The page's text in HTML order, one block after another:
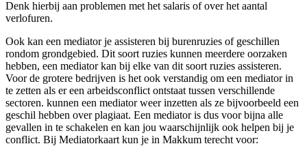
Denk hierbij aan problemen met het salaris of over het aantal
verlofuren.
Ook kan een mediator je assisteren bij burenruzies of geschillen
rondom grondgebied. Dit soort ruzies kunnen meerdere oorzaken
hebben, een mediator kan bij elke van dit soort ruzies assisteren.
Voor de grotere bedrijven is het ook verstandig om een mediator in
te zetten als er een arbeidsconflict ontstaat tussen verschillende
sectoren. kunnen een mediator weer inzetten als ze bijvoorbeeld een
geschil hebben over plagiaat. Een mediator is dus voor bijna alle
gevallen in te schakelen en kan jou waarschijnlijk ook helpen bij je
conflict. Bij Mediatorkaart kun je in Makkum terecht voor: